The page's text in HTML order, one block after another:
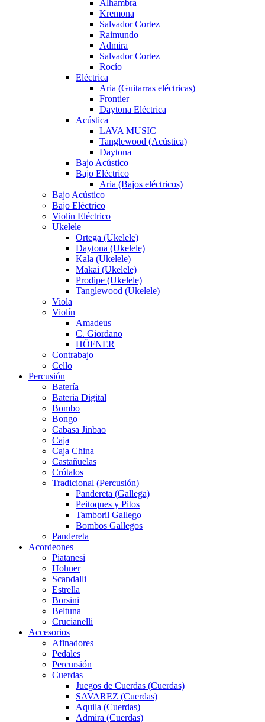
Alhambra
Kremona
Salvador Cortez
Raimundo
Admira
Salvador Cortez
Rocío
Eléctrica
Aria (Guitarras eléctricas)
Frontier
Daytona Eléctrica
Acústica
LAVA MUSIC
Tanglewood (Acústica)
Daytona
Bajo Acústico
Bajo Eléctrico
Aria (Bajos eléctricos)
Bajo Acústico
Bajo Eléctrico
Violin Eléctrico
Ukelele
Ortega (Ukelele)
Daytona (Ukelele)
Kala (Ukelele)
Makai (Ukelele)
Prodipe (Ukelele)
Tanglewood (Ukelele)
Viola
Violín
Amadeus
C. Giordano
HÖFNER
Contrabajo
Cello
Percusión
Batería
Bateria Digital
Bombo
Bongo
Cabasa Jinbao
Caja
Caja China
Castañuelas
Crótalos
Tradicional (Percusión)
Pandereta (Gallega)
Peitoques y Pitos
Tamboril Gallego
Bombos Gallegos
Pandereta
Acordeones
Piatanesi
Hohner
Scandalli
Estrella
Borsini
Beltuna
Crucianelli
Accesorios
Afinadores
Pedales
Percursión
Cuerdas
Juegos de Cuerdas (Cuerdas)
SAVAREZ (Cuerdas)
Aquila (Cuerdas)
Admira (Cuerdas)